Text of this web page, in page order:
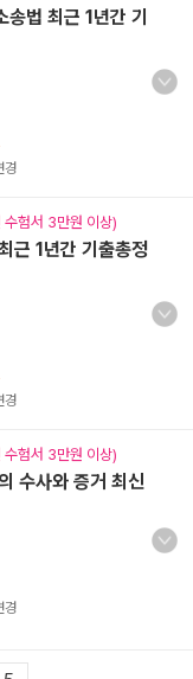
법 최근 1년간 기
경
수험서 3만원 이상)
근 1년간 기출총정
경
수험서 3만원 이상)
수사와 증거 최신
경